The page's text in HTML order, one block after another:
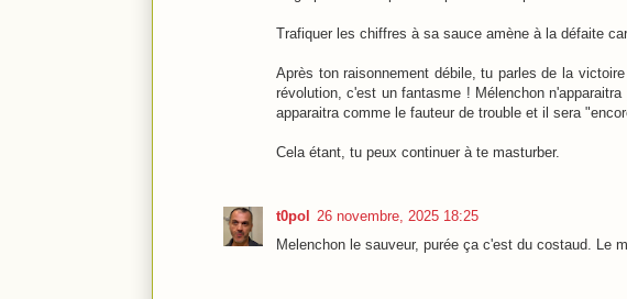
Trafiquer les chiffres à sa sauce amène à la défaite
Après ton raisonnement débile, tu parles de la
révolution, c'est un fantasme ! Mélenchon
apparaitra comme le fauteur de trouble et il sera
Cela étant, tu peux continuer à te masturber.
t0pol
26 novembre, 2025 18:25
Melenchon le sauveur, purée ça c'est du costaud. Le